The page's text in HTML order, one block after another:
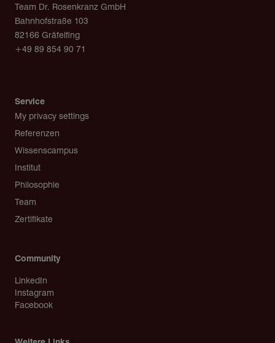
Team Dr. Rosenkranz GmbH
Bahnhofstraße 103
82166 Gräfelfing
+49 89 854 90 71
Service
My privacy settings
Referenzen
Wissenscampus
Institut
Philosophie
Team
Zertifikate
Community
LinkedIn
Instagram
Facebook